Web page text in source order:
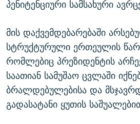
პენიტენციური სამსახური
მის დაქვემდებარებაში
სტრუქტურული ერთეულის
რომლებიც პრეზიდენტის
საათიან სამუშაო ცვლაში
ბრალდებულებისა და
გადასატანი ყუთის